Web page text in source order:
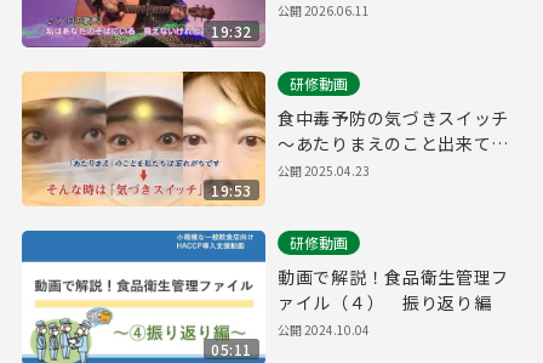
19:32
公開2026.06.11
19:53
研修動画
食中毒予防の気づきスイッチ
～あたりまえのこと出来てい
ますか？～
公開2025.04.23
05:11
研修動画
動画で解説！食品衛生管理フ
ァイル（４） 振り返り編
公開2024.10.04